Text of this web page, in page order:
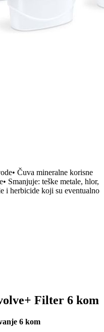
Čuva mineralne korisne
Smanjuje: teške metale, hlor,
i herbicide koji su eventualno
Filter 6 kom
6 kom